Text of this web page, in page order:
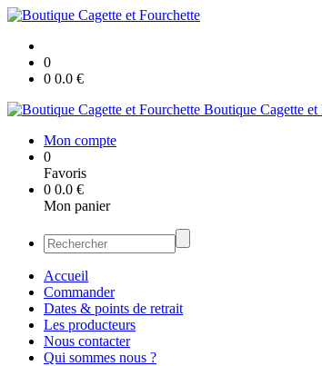
0
0 0.0 €
Boutique Cagette et
Mon compte
0
Favoris
0 0.0 €
Mon panier
Accueil
Commander
Dates & points de retrait
Les producteurs
Nous contacter
Qui sommes nous ?